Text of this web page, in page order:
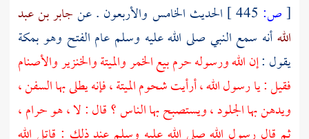
[ص: الحديث الخامس والأربعون . عنجابر بن عبد
اللهأنه سمع النبي صلى الله عليه وسلم عام الفتح وهوبمكة
يقول :إن الله ورسوله حرم بيع الخمر والميتة والخنزير والأصنام
فقيل : يا رسول الله ، أرأيت شحوم الميتة ، فإنه يطلى بها السفن ،
ويدهن بها الجلود ، ويستصبح بها الناس ؟ قال : لا ، هو حرام ،